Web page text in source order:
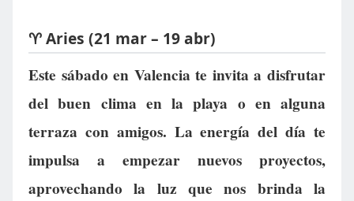
♈ Aries (21 mar – 19 abr)
Este sábado en Valencia te invita a disfrutar
del buen clima en la playa o en alguna
terraza con amigos. La energía del día te
impulsa a empezar nuevos proyectos,
aprovechando la luz que nos brinda la